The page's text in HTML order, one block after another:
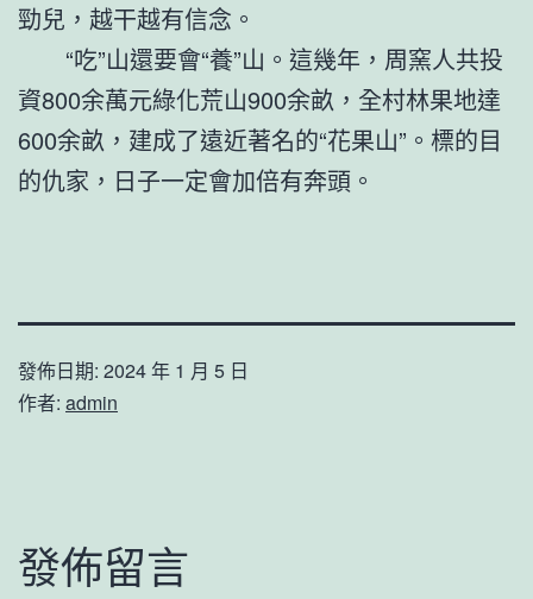
勁兒，越干越有信念。
“吃”山還要會“養”山。這幾年，周窯人共投
資800余萬元綠化荒山900余畝，全村林果地達
600余畝，建成了遠近著名的“花果山”。標的目
的仇家，日子一定會加倍有奔頭。
發佈日期: 2024 年 1 月 5 日
作者: admin
發佈留言